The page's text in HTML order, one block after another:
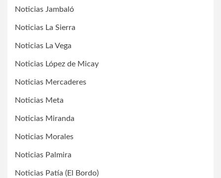
Noticias Jambaló
Noticias La Sierra
Noticias La Vega
Noticias López de Micay
Noticias Mercaderes
Noticias Meta
Noticias Miranda
Noticias Morales
Noticias Palmira
Noticias Patía (El Bordo)